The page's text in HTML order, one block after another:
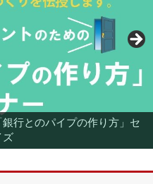
式会社ネクストフェイズ
行とのパイプの作り方」セ
ズ
ト｜株式会社ネクストフェ
シ無料プレゼント｜株式会